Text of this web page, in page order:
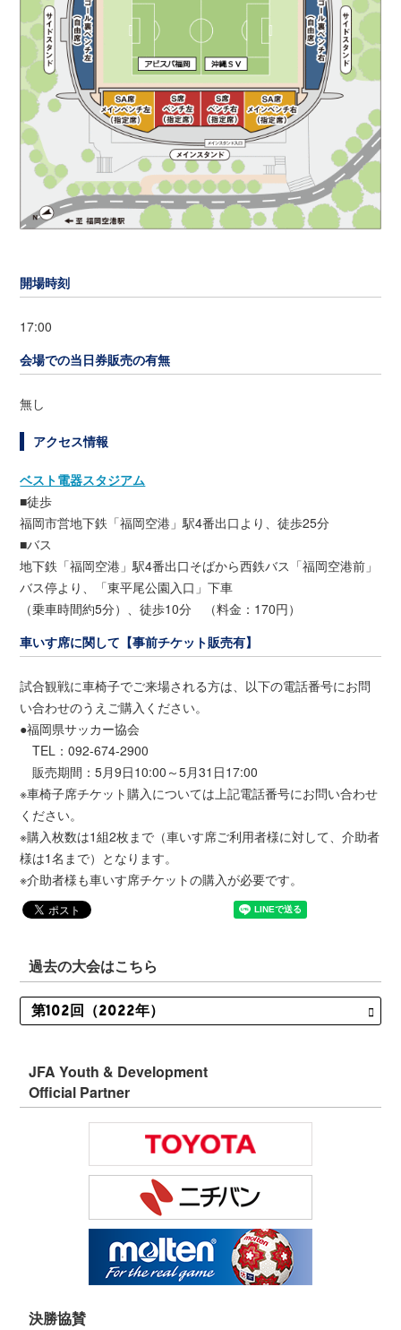
開場時刻
17:00
会場での当日券販売の有無
無し
アクセス情報
ベスト電器スタジアム
■徒歩
福岡市営地下鉄「福岡空港」駅4番出口より、徒歩25分
■バス
地下鉄「福岡空港」駅4番出口そばから西鉄バス「福岡空港前」
バス停より、「東平尾公園入口」下車
（乗車時間約5分）、徒歩10分 （料金：170円）
車いす席に関して【事前チケット販売有】
試合観戦に車椅子でご来場される方は、以下の電話番号にお問
い合わせのうえご購入ください。
●福岡県サッカー協会
TEL：092-674-2900
販売期間：5月9日10:00～5月31日17:00
※車椅子席チケット購入については上記電話番号にお問い合わせ
ください。
※購入枚数は1組2枚まで（車いす席ご利用者様に対して、介助者
様は1名まで）となります。
※介助者様も車いす席チケットの購入が必要です。
過去の大会はこちら
JFA Youth & Development
Official Partner
決勝協賛